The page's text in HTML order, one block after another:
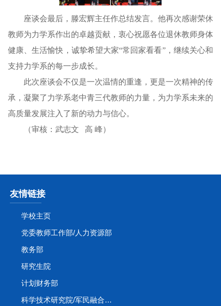
座谈会最后，滕宏辉主任作总结发言。他再次感谢荣休
教师为力学系作出的卓越贡献，衷心祝愿各位退休教师身体
健康、生活愉快，诚挚希望大家“常回家看看”，继续关心和
支持力学系的每一步成长。
此次座谈会不仅是一次温情的重逢，更是一次精神的传
承，凝聚了力学系老中青三代教师的力量，为力学系未来的
高质量发展注入了新的动力与信心。
（审核：武志文 高 峰）
友情链接
学校主页
党委教师工作部/人力资源部
教务部
研究生院
计划财务部
科学技术研究院/军民融合创新研究院